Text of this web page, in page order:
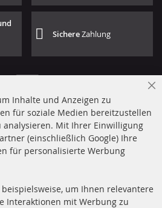
SichereZahlung
Uhr
Inhalte und Anzeigen zu
für soziale Medien bereitzustellen
analysieren. Mit Ihrer Einwilligung
(einschließlich Google) Ihre
für personalisierte Werbung
um Ihnen relevantere
Interaktionen mit Werbung zu